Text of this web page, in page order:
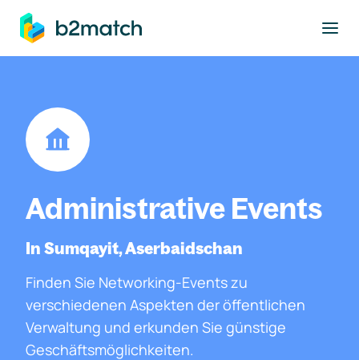
springen
Administrative Events
In Sumqayit, Aserbaidschan
Finden Sie Networking-Events zu
verschiedenen Aspekten der öffentlichen
Verwaltung und erkunden Sie günstige
Geschäftsmöglichkeiten.